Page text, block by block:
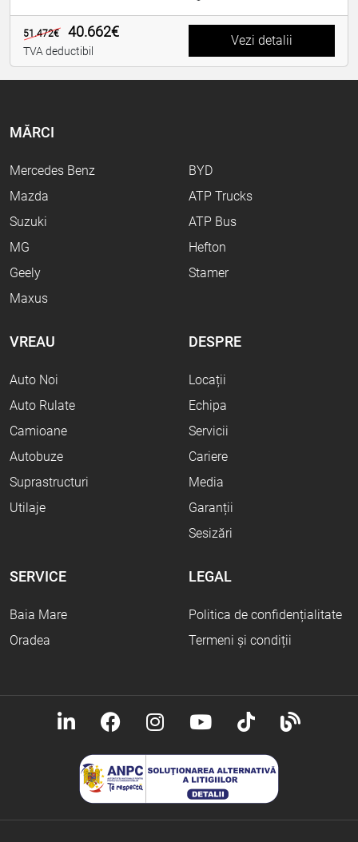
51.472€ 40.662€
TVA deductibil
Vezi detalii
MĂRCI
Mercedes Benz
Mazda
Suzuki
MG
Geely
Maxus
BYD
ATP Trucks
ATP Bus
Hefton
Stamer
VREAU
Auto Noi
Auto Rulate
Camioane
Autobuze
Suprastructuri
Utilaje
DESPRE
Locații
Echipa
Servicii
Cariere
Media
Garanții
Sesizări
SERVICE
Baia Mare
Oradea
LEGAL
Politica de confidențialitate
Termeni și condiții